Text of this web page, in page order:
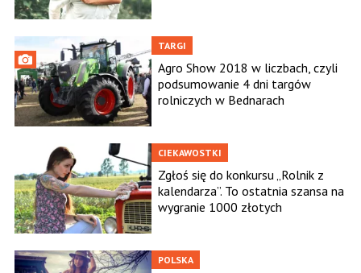
TARGI
Agro Show 2018 w liczbach, czyli
podsumowanie 4 dni targów
rolniczych w Bednarach
CIEKAWOSTKI
Zgłoś się do konkursu „Rolnik z
kalendarza”. To ostatnia szansa na
wygranie 1000 złotych
POLSKA